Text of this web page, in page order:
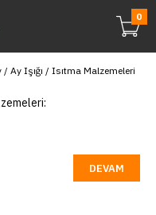
0
Ay Işığı / Isıtma Malzemeleri
DEVAM